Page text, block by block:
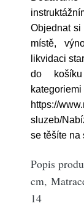
Objednat si
místě,
likvidaci
do
https://
sluzeb/
se těšíte na
Popis
cm,
14